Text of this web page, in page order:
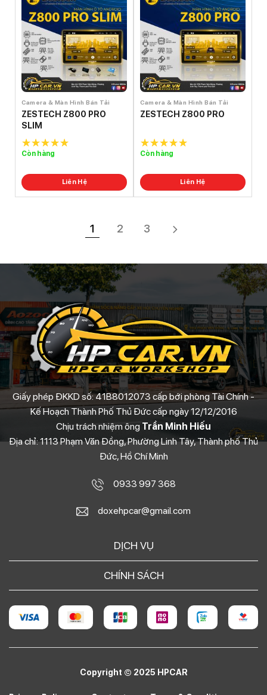
Camera & Màn Hình Bán Tải
ZESTECH Z800 PRO
SLIM
5.0out of
Còn hàng
Liên Hệ
Camera & Màn Hình Bán Tải
ZESTECH Z800 PRO
5.0out of
Còn hàng
Liên Hệ
1 2 3
Giấy phép ĐKKD số: 41B8012073 cấp bới phòng Tài Chính -
Kế Hoạch Thành Phố Thủ Đức cấp ngày 12/12/2016
Chịu trách nhiệm ông Trần Minh Hiếu
Địa chỉ: 1113 Phạm Văn Đồng, Phường Linh Tây, Thành phố Thủ
Đức, Hồ Chí Minh
0933 997 368
doxehpcar@gmail.com
DỊCH VỤ
CHÍNH SÁCH
Copyright © 2025 HPCAR